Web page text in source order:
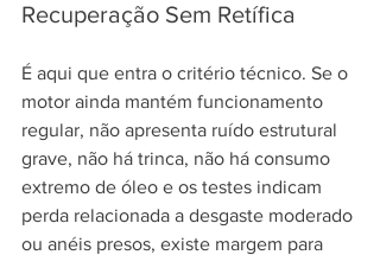
Recuperação Sem Retífica
É aqui que entra o critério técnico. Se o
motor ainda mantém funcionamento
regular, não apresenta ruído estrutural
grave, não há trinca, não há consumo
extremo de óleo e os testes indicam
perda relacionada a desgaste moderado
ou anéis presos, existe margem para